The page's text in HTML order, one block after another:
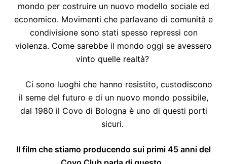
mondo per costruire un nuovo modello sociale ed
economico. Movimenti che parlavano di comunità e
condivisione sono stati spesso repressi con
violenza. Come sarebbe il mondo oggi se avessero
vinto quelle realtà?
Ci sono luoghi che hanno resistito, custodiscono
il seme del futuro e di un nuovo mondo possibile,
dal 1980 il Covo di Bologna è uno di questi porti
sicuri.
Il film che stiamo producendo sui primi 45 anni del